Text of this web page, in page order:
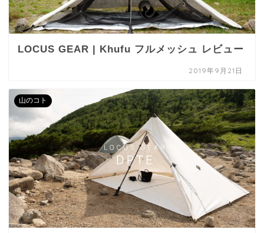
LOCUS GEAR | Khufu フルメッシュ レビュー
2019年9月21日
山のコト